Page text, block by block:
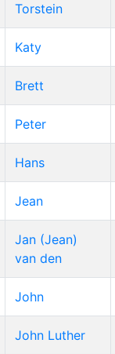
Torstein
Katy
Brett
Peter
Hans
Jean
Jan (Jean)
van den
John
John Luther